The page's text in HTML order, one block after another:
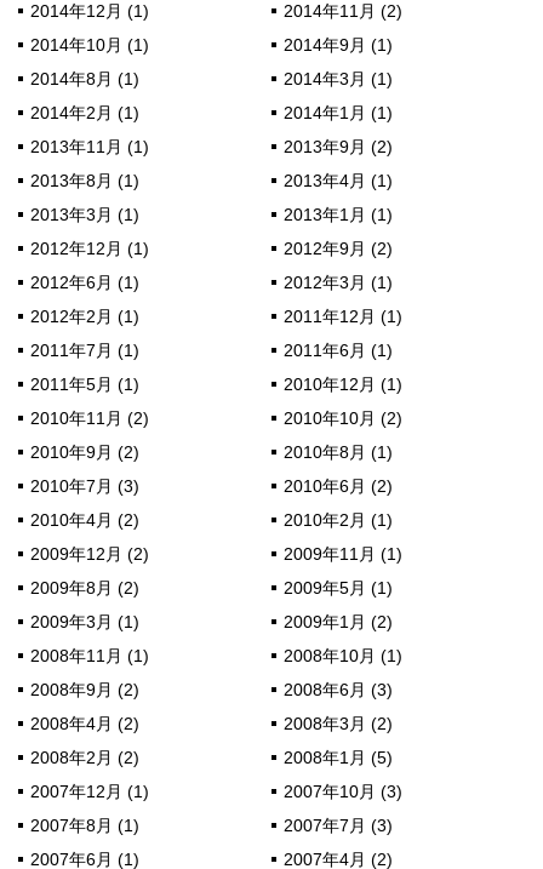
2014年12月 (1)
2014年11月 (2)
2014年10月 (1)
2014年9月 (1)
2014年8月 (1)
2014年3月 (1)
2014年2月 (1)
2014年1月 (1)
2013年11月 (1)
2013年9月 (2)
2013年8月 (1)
2013年4月 (1)
2013年3月 (1)
2013年1月 (1)
2012年12月 (1)
2012年9月 (2)
2012年6月 (1)
2012年3月 (1)
2012年2月 (1)
2011年12月 (1)
2011年7月 (1)
2011年6月 (1)
2011年5月 (1)
2010年12月 (1)
2010年11月 (2)
2010年10月 (2)
2010年9月 (2)
2010年8月 (1)
2010年7月 (3)
2010年6月 (2)
2010年4月 (2)
2010年2月 (1)
2009年12月 (2)
2009年11月 (1)
2009年8月 (2)
2009年5月 (1)
2009年3月 (1)
2009年1月 (2)
2008年11月 (1)
2008年10月 (1)
2008年9月 (2)
2008年6月 (3)
2008年4月 (2)
2008年3月 (2)
2008年2月 (2)
2008年1月 (5)
2007年12月 (1)
2007年10月 (3)
2007年8月 (1)
2007年7月 (3)
2007年6月 (1)
2007年4月 (2)